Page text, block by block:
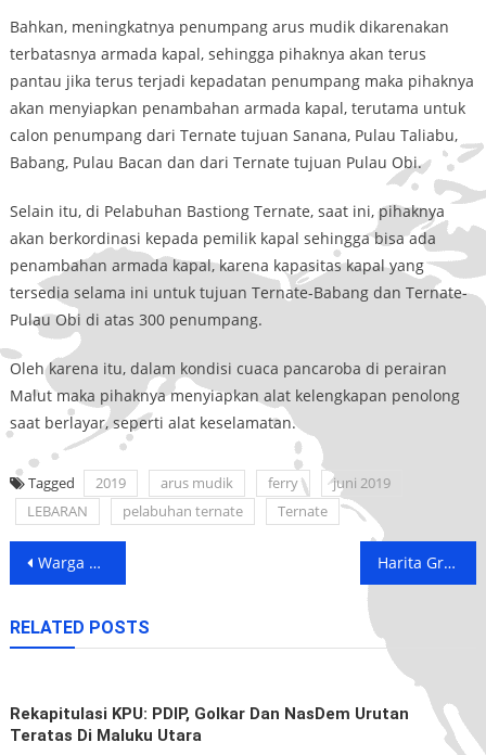
Bahkan, meningkatnya penumpang arus mudik dikarenakan
terbatasnya armada kapal, sehingga pihaknya akan terus
pantau jika terus terjadi kepadatan penumpang maka pihaknya
akan menyiapkan penambahan armada kapal, terutama untuk
calon penumpang dari Ternate tujuan Sanana, Pulau Taliabu,
Babang, Pulau Bacan dan dari Ternate tujuan Pulau Obi.
Selain itu, di Pelabuhan Bastiong Ternate, saat ini, pihaknya
akan berkordinasi kepada pemilik kapal sehingga bisa ada
penambahan armada kapal, karena kapasitas kapal yang
tersedia selama ini untuk tujuan Ternate-Babang dan Ternate-
Pulau Obi di atas 300 penumpang.
Oleh karena itu, dalam kondisi cuaca pancaroba di perairan
Malut maka pihaknya menyiapkan alat kelengkapan penolong
saat berlayar, seperti alat keselamatan.
Tagged 2019 arus mudik ferry
juni 2019
LEBARAN
pelabuhan ternate Ternate
Post
Warga Benahi Objek Wisata Pantai Kawasi Halmahera Selatan Harita Group Gelar Lokakarya Terkait Pentingnya Orangtua Dan Komite Sekolah Dalam Pendidikan
RELATED POSTS
Rekapitulasi KPU: PDIP, Golkar Dan NasDem Urutan
Teratas Di Maluku Utara